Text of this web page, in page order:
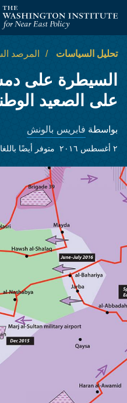
معهد واشنطن لسياسات الشرق
تحليل السياسات المرصد
السيطرة على
على الصعيد
بواسطة فابريس بالونش
٢ أغسطس ٢٠١٦ متوفر أيضًا